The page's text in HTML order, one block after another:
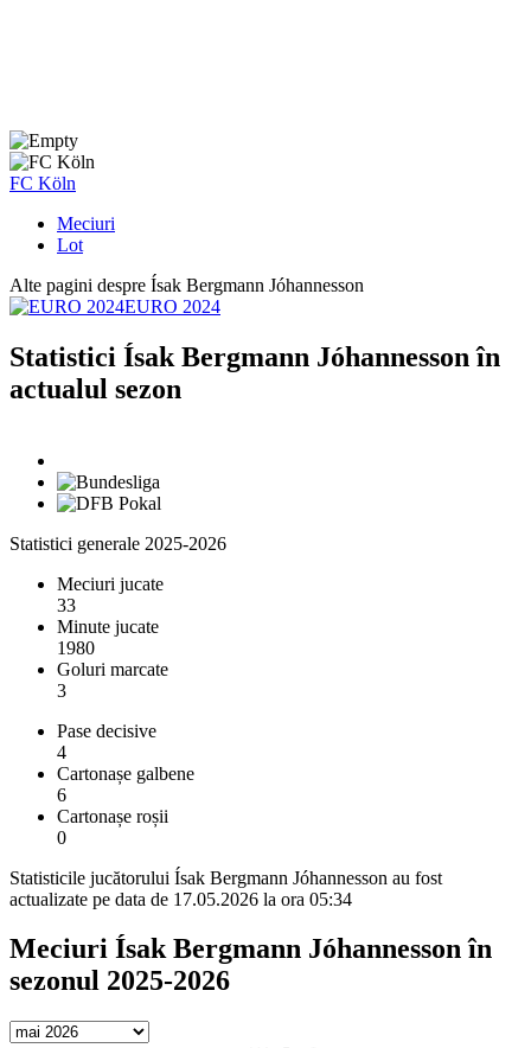
FC Köln
Meciuri
Lot
Alte pagini despre Ísak Bergmann Jóhannesson
EURO 2024
Statistici Ísak Bergmann Jóhannesson în
actualul sezon
Statistici generale 2025-2026
Meciuri jucate
33
Minute jucate
1980
Goluri marcate
3
Pase decisive
4
Cartonașe galbene
6
Cartonașe roșii
0
Statisticile jucătorului Ísak Bergmann Jóhannesson au fost
actualizate pe data de 17.05.2026 la ora 05:34
Meciuri Ísak Bergmann Jóhannesson în
sezonul 2025-2026